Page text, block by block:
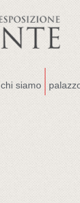
chi siamo